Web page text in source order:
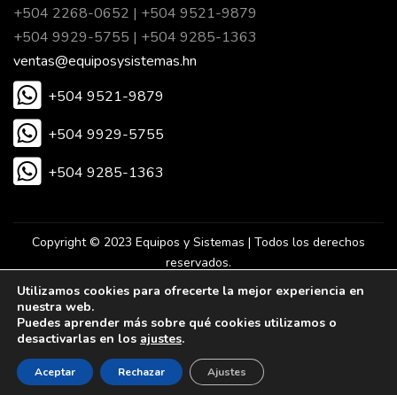
+504 2268-0652 | +504 9521-9879
+504 9929-5755 | +504 9285-1363
ventas@equiposysistemas.hn
+504 9521-9879
+504 9929-5755
+504 9285-1363
Copyright © 2023 Equipos y Sistemas | Todos los derechos
reservados.
Desarrollado por Eureka Agencia Digital.
Utilizamos cookies para ofrecerte la mejor experiencia en
nuestra web.
Puedes aprender más sobre qué cookies utilizamos o
desactivarlas en los ajustes.
Aceptar Rechazar Ajustes